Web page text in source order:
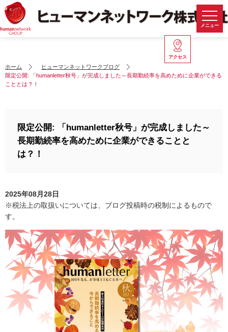
メニュー
アクセス
ホーム
ヒューマンネットワークブログ
限定公開: 「humanletter秋号」が完成しました～長期勤続率を高めために企業ができる
こととは？！
限定公開: 「humanletter秋号」が完成しました～
長期勤続率を高めために企業ができることと
は？！
2025年08月28日
※税法上の取扱いについては、ブログ投稿時の税制によるもので
す。